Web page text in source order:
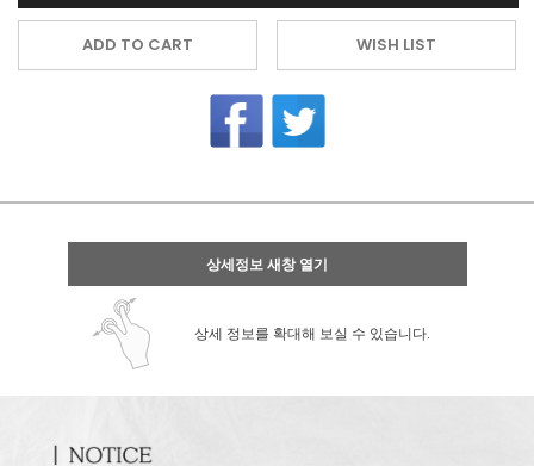
ADD TO CART WISH LIST
상세정보 새창 열기
상세 정보를 확대해 보실 수 있습니다.